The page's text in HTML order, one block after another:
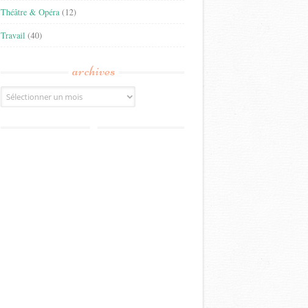
Théâtre & Opéra (12)
Travail (40)
archives
Archives